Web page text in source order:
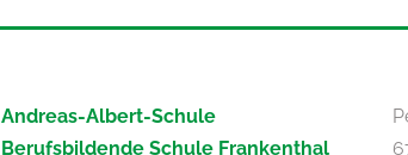
Andreas-Albert-Schule
Berufsbildende Schule Frankenthal